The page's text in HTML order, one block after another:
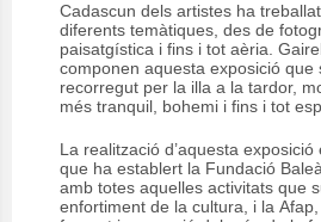
Cadascun dels artistes ha
diferents temàtiques, des de
paisatgística i fins i tot aèria.
componen aquesta exposició que
recorregut per la illa a la tardor,
més tranquil, bohemi i fins i tot
La realització d’aquesta
que ha establert la Fundació
amb totes aquelles activitats que
enfortiment de la cultura, i la